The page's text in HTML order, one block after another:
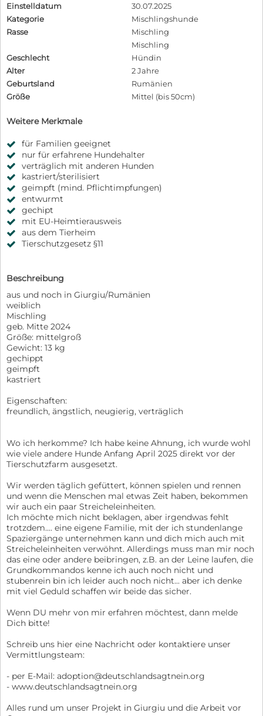
Einstelldatum
30.07.2025
Kategorie
Mischlingshunde
Rasse
Mischling
Mischling
Geschlecht
Hündin
Alter
2 Jahre
Geburtsland
Rumänien
Größe
Mittel (bis 50cm)
Weitere Merkmale
für Familien geeignet
nur für erfahrene Hundehalter
verträglich mit anderen Hunden
kastriert/sterilisiert
geimpft (mind. Pflichtimpfungen)
entwurmt
gechipt
mit EU-Heimtierausweis
aus dem Tierheim
Tierschutzgesetz §11
Beschreibung
aus und noch in Giurgiu/Rumänien
weiblich
Mischling
geb. Mitte 2024
Größe: mittelgroß
Gewicht: 13 kg
gechippt
geimpft
kastriert
Eigenschaften:
freundlich, ängstlich, neugierig, verträglich
Wo ich herkomme? Ich habe keine Ahnung, ich wurde wohl
wie viele andere Hunde Anfang April 2025 direkt vor der
Tierschutzfarm ausgesetzt.
Wir werden täglich gefüttert, können spielen und rennen
und wenn die Menschen mal etwas Zeit haben, bekommen
wir auch ein paar Streicheleinheiten.
Ich möchte mich nicht beklagen, aber irgendwas fehlt
trotzdem.... eine eigene Familie, mit der ich stundenlange
Spaziergänge unternehmen kann und dich mich auch mit
Streicheleinheiten verwöhnt. Allerdings muss man mir noch
das eine oder andere beibringen, z.B. an der Leine laufen, die
Grundkommandos kenne ich auch noch nicht und
stubenrein bin ich leider auch noch nicht... aber ich denke
mit viel Geduld schaffen wir beide das sicher.
Wenn DU mehr von mir erfahren möchtest, dann melde
Dich bitte!
Schreib uns hier eine Nachricht oder kontaktiere unser
Vermittlungsteam:
- per E-Mail: adoption@deutschlandsagtnein.org
- www.deutschlandsagtnein.org
Alles rund um unser Projekt in Giurgiu und die Arbeit vor